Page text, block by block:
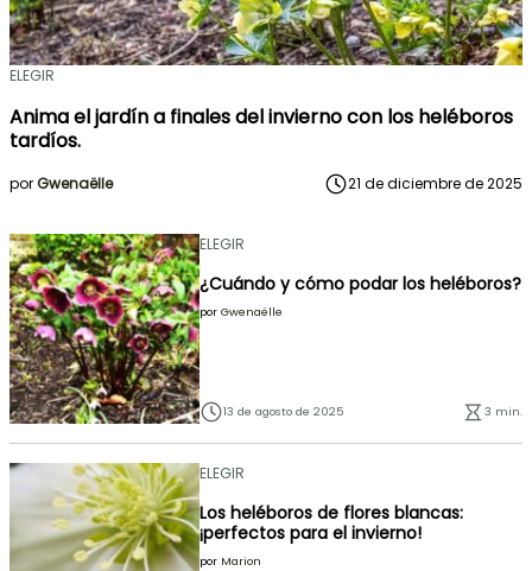
ELEGIR
Anima el jardín a finales del invierno con los heléboros
tardíos.
porGwenaëlle 21 de diciembre de 2025
ELEGIR
¿Cuándo y cómo podar los heléboros?
por Gwenaëlle
13 de agosto de 2025 3 min.
ELEGIR
Los heléboros de flores blancas:
¡perfectos para el invierno!
por Marion